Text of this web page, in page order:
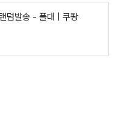
덤발송 - 폴대 | 쿠팡